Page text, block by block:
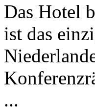
Das Hotel
ist das
...